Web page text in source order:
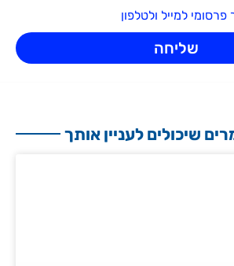
למייל ולטלפון
שליחה
שיכולים לעניין אותך